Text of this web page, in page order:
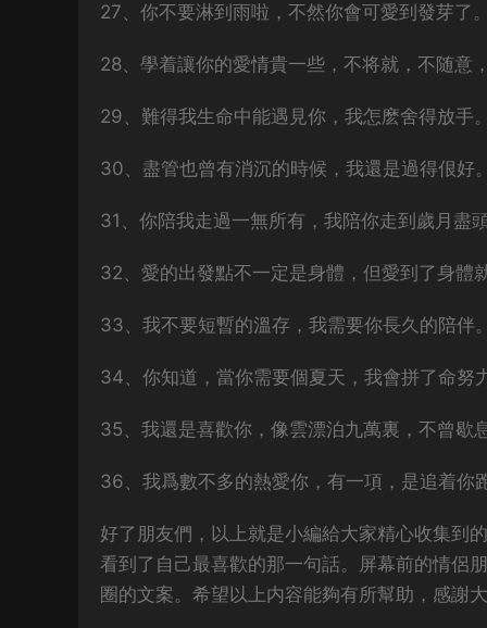
27、你不要淋到雨啦，不然你會可愛到發芽了。
28、學着讓你的愛情貴一些，不将就，不随意
29、難得我生命中能遇見你，我怎麽舍得放手。
30、盡管也曾有消沉的時候，我還是過得佷好。
31、你陪我走過一無所有，我陪你走到歲月盡頭
32、愛的出發點不一定是身體，但愛到了身體
33、我不要短暫的溫存，我需要你長久的陪伴。
34、你知道，當你需要個夏天，我會拼了命努力
35、我還是喜歡你，像雲漂泊九萬裏，不曾歇息
36、我爲數不多的熱愛你，有一項，是追着你跑
好了朋友們，以上就是小編給大家精心收集到
看到了自己最喜歡的那一句話。屏幕前的情侶
圈的文案。希望以上内容能夠有所幫助，感謝大